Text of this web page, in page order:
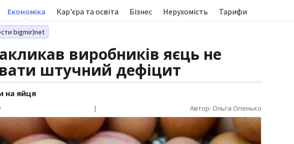
Економіка Кар'єра та освіта Бізнес Нерухомість Тарифи
bigmir)net
виробників яєць не
штучний дефіцит
на яйця
| Автор: Ольга Опенько